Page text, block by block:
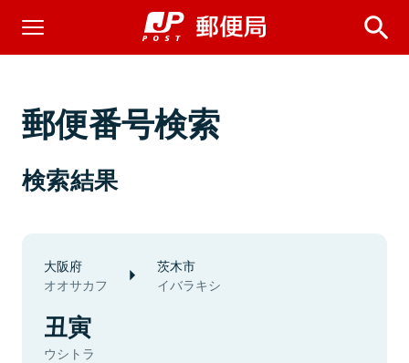
郵便番号検索
検索結果
大阪府
オオサカフ
茨木市
イバラキシ
丑寅
ウシトラ